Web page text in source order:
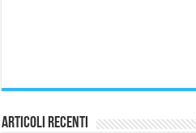
Articoli Recenti